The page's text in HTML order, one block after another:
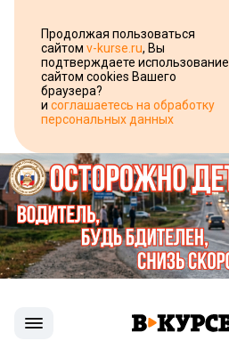
Продолжая пользоваться
сайтом v-kurse.ru, Вы
подтверждаете использование
сайтом cookies Вашего
браузера?
и соглашаетесь на обработку
персональных данных